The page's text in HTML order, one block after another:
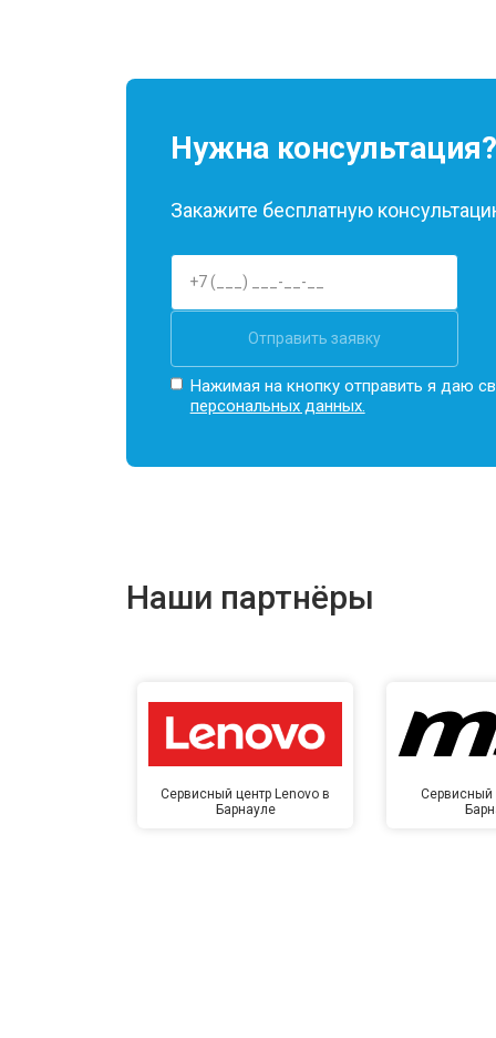
Нужна консультация?
Закажите бесплатную
Отправить заявку
Нажимая на кнопку отправить я даю
персональных данных.
Наши партнёры
Сервисный центр Lenovo в
Барнауле
Сервисный